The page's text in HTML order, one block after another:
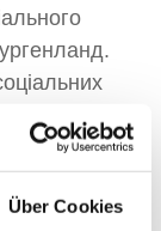
Über Cookies